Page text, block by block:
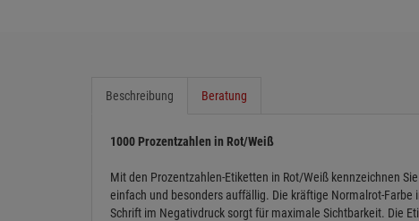
Beschreibung Beratung
1000 Prozentzahlen in Rot/Weiß
Mit den Prozentzahlen-Etiketten in Rot/Weiß kennzeichnen
einfach und besonders auffällig. Die kräftige Normalrot-Farbe
Schrift im Negativdruck sorgt für maximale Sichtbarkeit. Die